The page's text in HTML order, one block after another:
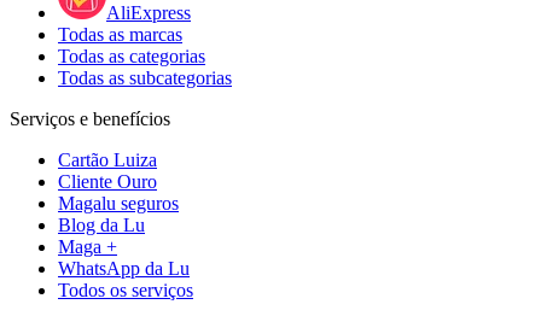
AliExpress
Todas as marcas
Todas as categorias
Todas as subcategorias
Serviços e benefícios
Cartão Luiza
Cliente Ouro
Magalu seguros
Blog da Lu
Maga +
WhatsApp da Lu
Todos os serviços